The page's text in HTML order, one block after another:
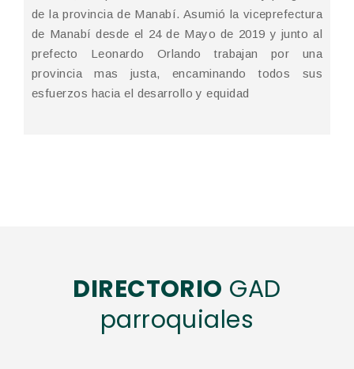
de la provincia de Manabí. Asumió la viceprefectura
de Manabí desde el 24 de Mayo de 2019 y junto al
prefecto Leonardo Orlando trabajan por una
provincia mas justa, encaminando todos sus
esfuerzos hacia el desarrollo y equidad
DIRECTORIO GAD
parroquiales